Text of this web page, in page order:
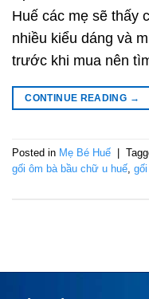
Huế các mẹ sẽ thấy
nhiều kiểu dáng và
trước khi mua nên
CONTINUE READING →
Posted in Mẹ Bé Huế |
gối ôm bà bầu chữ u huế